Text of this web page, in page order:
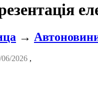
→
2026 ,